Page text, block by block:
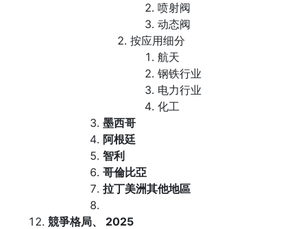
喷射阀
动态阀
按应用细分
航天
钢铁行业
电力行业
化工
墨西哥
阿根廷
智利
哥倫比亞
拉丁美洲其他地區
競爭格局、 2025